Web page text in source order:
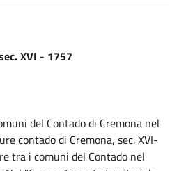
XVI - 1757
del Contado di Cremona nel
contado di Cremona, sec. XVI-
tra i comuni del Contado nel